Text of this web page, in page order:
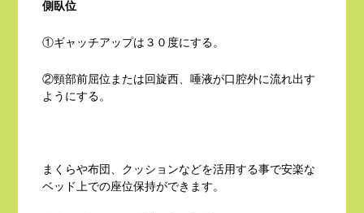
側臥位
①ギャッチアップは３０度にする。
②頸部前屈位または回旋西、唾液が口腔外に流れ出す
ようにする。
まくらや布団、クッションなどを活用する事で安楽な
ベッド上での座位保持ができます。